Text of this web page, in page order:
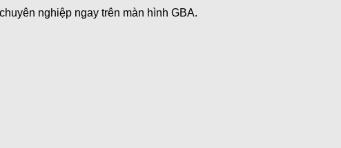
nghiệp ngay trên màn hình GBA.